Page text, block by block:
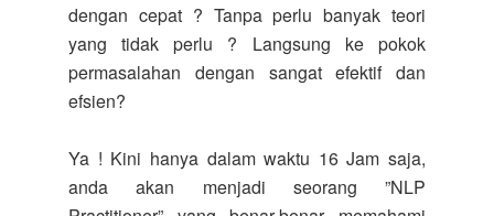
dengan cepat ? Tanpa perlu banyak teori
yang tidak perlu ? Langsung ke pokok
permasalahan dengan sangat efektif dan
efsien?
Ya ! Kini hanya dalam waktu 16 Jam saja,
anda akan menjadi seorang ”NLP